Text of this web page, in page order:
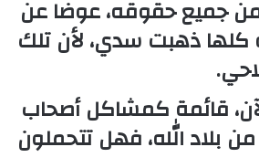
جميع حقوقه، عوضا عن
كلها ذهبت سدي، لأن تلك
قائمة كمشاكل أصحاب
بلاد الله، فهل تتحملون